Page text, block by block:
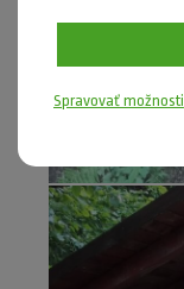
Spravovať možnosti